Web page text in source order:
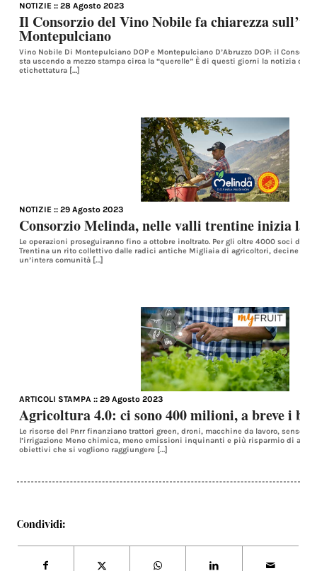
NOTIZIE :: 28 Agosto 2023
Il Consorzio del Vino Nobile fa chiarezza
Montepulciano
Vino Nobile Di Montepulciano DOP e Montepulciano D’Abruzzo DOP: il
sta uscendo a mezzo stampa circa la “querelle” È di questi giorni la notizia del
etichettatura […]
NOTIZIE :: 29 Agosto 2023
Consorzio Melinda, nelle valli trentine inizia la
Le operazioni proseguiranno fino a ottobre inoltrato. Per gli oltre 4000 soci del
Trentina un rito collettivo dalle radici antiche Migliaia di agricoltori, decine di
un’intera comunità […]
ARTICOLI STAMPA :: 29 Agosto 2023
Agricoltura 4.0: ci sono 400 milioni, a breve i
Le risorse del Pnrr finanziano trattori green, droni, macchine da lavoro, sensori
l’irrigazione Meno chimica, meno emissioni inquinanti e più risparmio di
obiettivi che si vogliono raggiungere […]
Condividi: